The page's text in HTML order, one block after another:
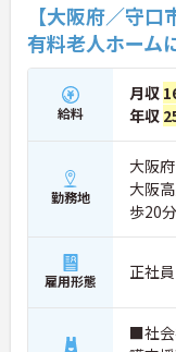
【大阪府／守
有料老人ホーム
給料
月収
年収
勤務地
大阪
大阪
歩20分
雇用形態 正社
■社会